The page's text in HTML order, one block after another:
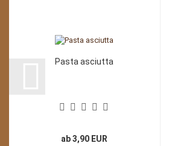
Pasta asciutta
ab 3,90 EUR